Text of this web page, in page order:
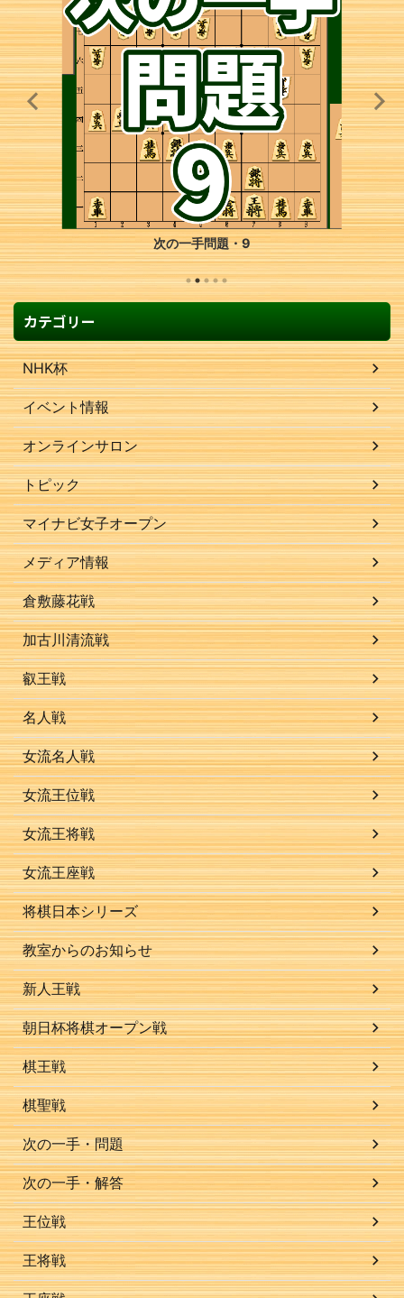
次の一手問題・9
カテゴリー
NHK杯
イベント情報
オンラインサロン
トピック
マイナビ女子オープン
メディア情報
倉敷藤花戦
加古川清流戦
叡王戦
名人戦
女流名人戦
女流王位戦
女流王将戦
女流王座戦
将棋日本シリーズ
教室からのお知らせ
新人王戦
朝日杯将棋オープン戦
棋王戦
棋聖戦
次の一手・問題
次の一手・解答
王位戦
王将戦